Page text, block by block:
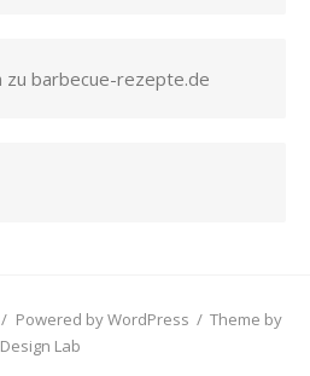
/ Powered by WordPress / Theme by
Design Lab